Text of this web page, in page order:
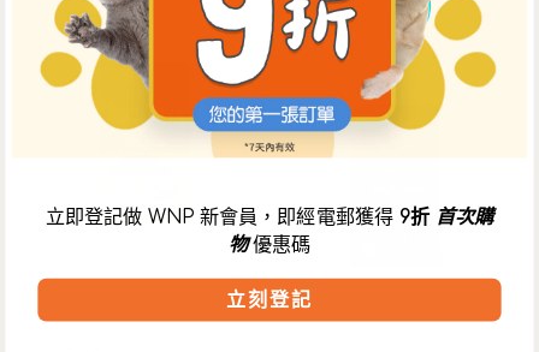
一
蛋
細
裝
乾
Wellness
穀
物
去
火
雞
及
雞
小
型
自動續購 & 優惠
立即登記做 WNP 新會員，即經電郵獲得 9折 首次購
物優惠碼
立刻登記